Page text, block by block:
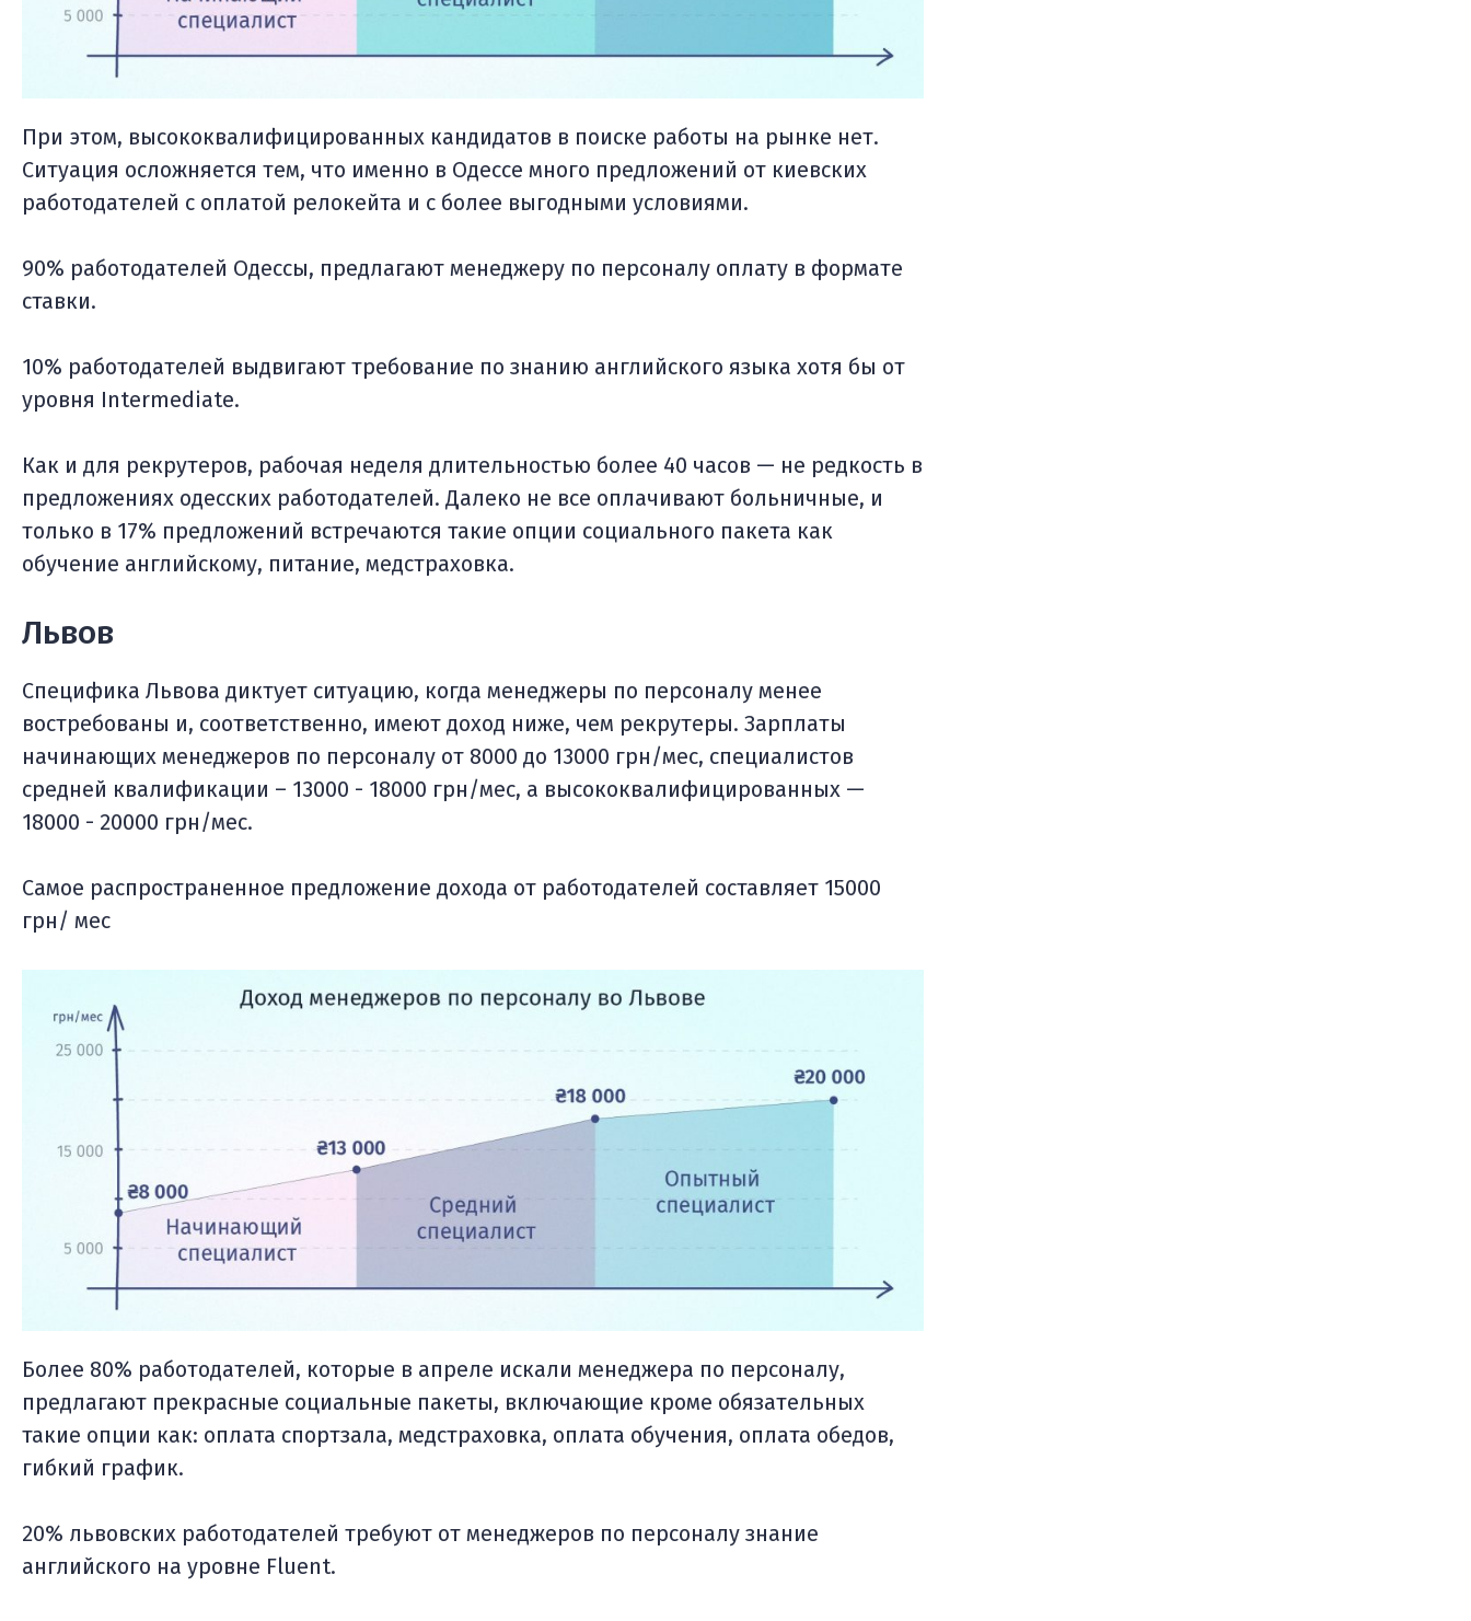
При этом, высококвалифицированных кандидатов в поиске работы на рынке нет.
Ситуация осложняется тем, что именно в Одессе много предложений от киевских
работодателей с оплатой релокейта и с более выгодными условиями.
90% работодателей Одессы, предлагают менеджеру по персоналу оплату в формате
ставки.
10% работодателей выдвигают требование по знанию английского языка хотя бы от
уровня Intermediate.
Как и для рекрутеров, рабочая неделя длительностью более 40 часов — не редкость в
предложениях одесских работодателей. Далеко не все оплачивают больничные, и
только в 17% предложений встречаются такие опции социального пакета как
обучение английскому, питание, медстраховка.
Львов
Специфика Львова диктует ситуацию, когда менеджеры по персоналу менее
востребованы и, соответственно, имеют доход ниже, чем рекрутеры. Зарплаты
начинающих менеджеров по персоналу от 8000 до 13000 грн/мес, специалистов
средней квалификации – 13000 - 18000 грн/мес, а высококвалифицированных —
18000 - 20000 грн/мес.
Самое распространенное предложение дохода от работодателей составляет 15000
грн/ мес
Более 80% работодателей, которые в апреле искали менеджера по персоналу,
предлагают прекрасные социальные пакеты, включающие кроме обязательных
такие опции как: оплата спортзала, медстраховка, оплата обучения, оплата обедов,
гибкий график.
20% львовских работодателей требуют от менеджеров по персоналу знание
английского на уровне Fluent.